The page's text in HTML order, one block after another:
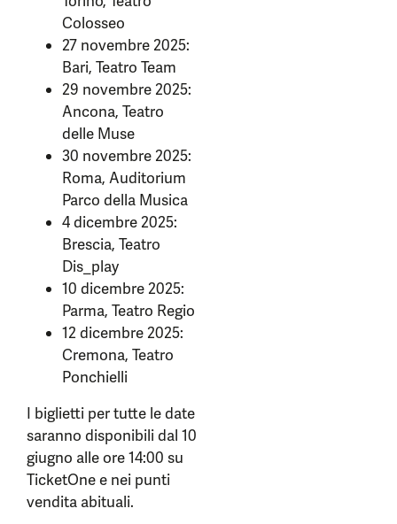
Colosseo
27 novembre 2025:
Bari, Teatro Team
29 novembre 2025:
Ancona, Teatro
delle Muse
30 novembre 2025:
Roma, Auditorium
Parco della Musica
4 dicembre 2025:
Brescia, Teatro
Dis_play
10 dicembre 2025:
Parma, Teatro Regio
12 dicembre 2025:
Cremona, Teatro
Ponchielli
I biglietti per tutte le date
saranno disponibili dal 10
giugno alle ore 14:00 su
TicketOne e nei punti
vendita abituali.